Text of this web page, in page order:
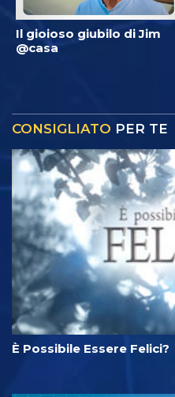
Il gioioso giubilo di Jim
@casa
CONSIGLIATO PER TE
È Possibile Essere Felici?